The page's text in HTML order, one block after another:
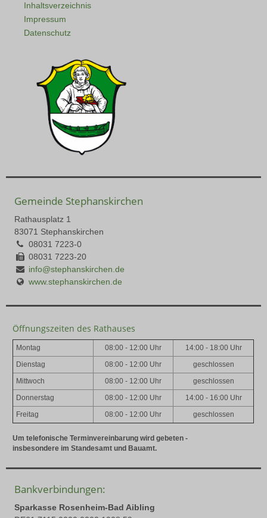
Inhaltsverzeichnis
Impressum
Datenschutz
Gemeinde Stephanskirchen
Rathausplatz 1
83071 Stephanskirchen
08031 7223-0
08031 7223-20
info@stephanskirchen.de
www.stephanskirchen.de
Öffnungszeiten des Rathauses
Montag 08:00 - 12:00 Uhr 14:00 - 18:00 Uhr
Dienstag 08:00 - 12:00 Uhr geschlossen
Mittwoch 08:00 - 12:00 Uhr geschlossen
Donnerstag 08:00 - 12:00 Uhr 14:00 - 16:00 Uhr
Freitag 08:00 - 12:00 Uhr geschlossen
Um telefonische Terminvereinbarung wird gebeten -
insbesondere im Standesamt und Bauamt.
Bankverbindungen:
Sparkasse Rosenheim-Bad Aibling